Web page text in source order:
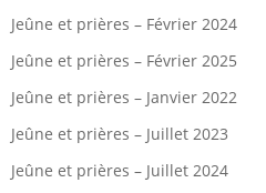
Jeûne et prières – Février 2024
Jeûne et prières – Février 2025
Jeûne et prières – Janvier 2022
Jeûne et prières – Juillet 2023
Jeûne et prières – Juillet 2024